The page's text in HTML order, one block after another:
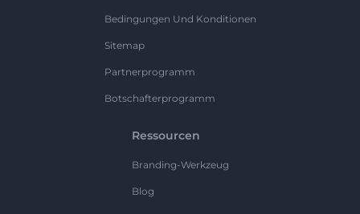
Bedingungen Und Konditionen
Sitemap
Partnerprogramm
Botschafterprogramm
Ressourcen
Branding-Werkzeug
Blog